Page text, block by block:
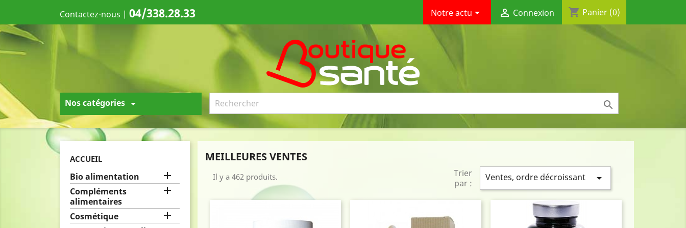
Contactez-nous | 04/338.28.33 Notre actu  Connexion shopping_cart Panier (0)
Nos catégories  
ACCUEIL
Bio alimentation 
Compléments
alimentaires

Cosmétique 
MEILLEURES VENTES
Il y a 462 produits.
Trier
par :
Ventes, ordre décroissant 